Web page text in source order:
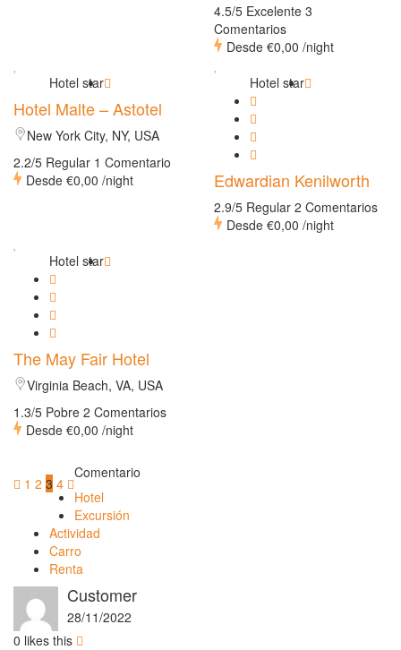
4.5/5 Excelente 3
Comentarios
Desde €0,00 /night
Hotel star
Hotel Malte – Astotel
New York City, NY, USA
2.2/5 Regular 1 Comentario
Desde €0,00 /night
Hotel star
Edwardian Kenilworth
2.9/5 Regular 2 Comentarios
Desde €0,00 /night
Hotel star
The May Fair Hotel
Virginia Beach, VA, USA
1.3/5 Pobre 2 Comentarios
Desde €0,00 /night
1 2 3 4
Comentario
Hotel
Excursión
Actividad
Carro
Renta
Customer
28/11/2022
0 likes this